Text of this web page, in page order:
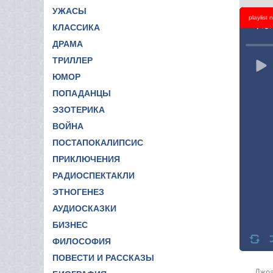
УЖАСЫ
КЛАССИКА
ДРАМА
ТРИЛЛЕР
ЮМОР
ПОПАДАНЦЫ
ЭЗОТЕРИКА
ВОЙНА
ПОСТАПОКАЛИПСИС
ПРИКЛЮЧЕНИЯ
РАДИОСПЕКТАКЛИ
ЭТНОГЕНЕЗ
АУДИОСКАЗКИ
БИЗНЕС
ФИЛОСОФИЯ
ПОВЕСТИ И РАССКАЗЫ
playlist